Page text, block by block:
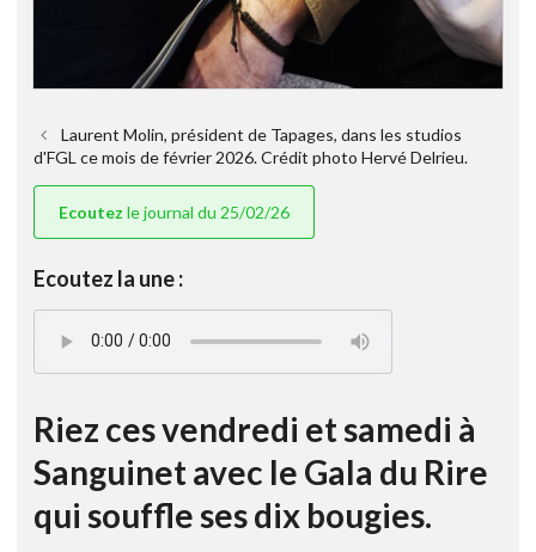
Laurent Molin, président de Tapages, dans les studios
d'FGL ce mois de février 2026. Crédit photo Hervé Delrieu.
Ecoutez le journal du 25/02/26
Ecoutez la une :
Riez ces vendredi et samedi à
Sanguinet avec le Gala du Rire
qui souffle ses dix bougies.